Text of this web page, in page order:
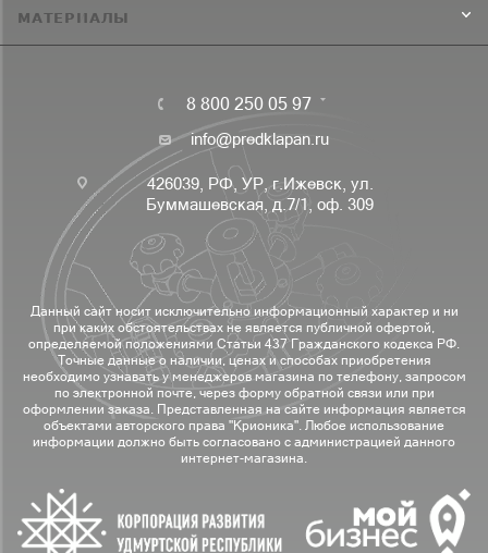
МАТЕРИАЛЫ
8 800 250 05 97
info@predklapan.ru
426039, РФ, УР, г.Ижевск, ул.
Буммашевская, д.7/1, оф. 309
Данный сайт носит исключительно информационный характер и ни
при каких обстоятельствах не является публичной офертой,
определяемой положениями Статьи 437 Гражданского кодекса РФ.
Точные данные о наличии, ценах и способах приобретения
необходимо узнавать у менеджеров магазина по телефону, запросом
по электронной почте, через форму обратной связи или при
оформлении заказа. Представленная на сайте информация является
объектами авторского права "Крионика". Любое использование
информации должно быть согласовано с администрацией данного
интернет-магазина.